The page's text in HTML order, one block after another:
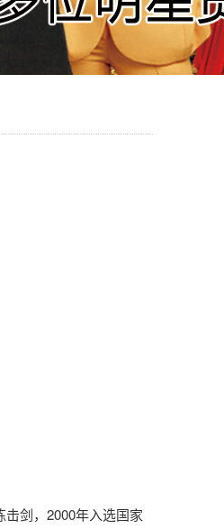
剑，2000年入选国家